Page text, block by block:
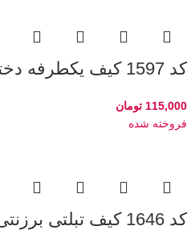
کد 1597 کیف یکطرفه دخترانه مینی مدل پرنیا
115,000 تومان
فروخته شده
کد 1646 کیف تبلتی برزنتی کتپیلار